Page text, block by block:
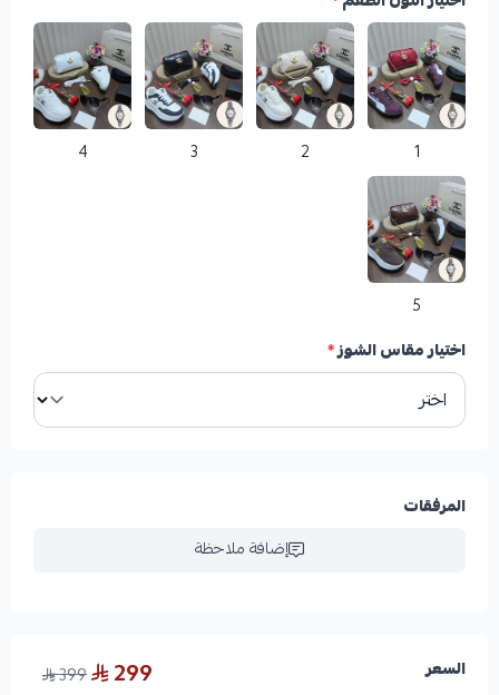
1
2
3
4
5
اختيار مقاس الشوز*
المرفقات
إضافة ملاحظة
السعر 299
399